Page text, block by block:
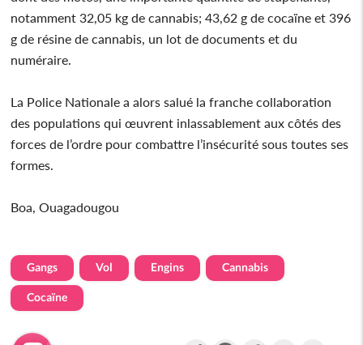
notamment 32,05 kg de cannabis; 43,62 g de cocaïne et 396
g de résine de cannabis, un lot de documents et du
numéraire.
La Police Nationale a alors salué la franche collaboration
des populations qui œuvrent inlassablement aux côtés des
forces de l’ordre pour combattre l’insécurité sous toutes ses
formes.
Boa, Ouagadougou
Gangs Vol Engins Cannabis
Cocaïne